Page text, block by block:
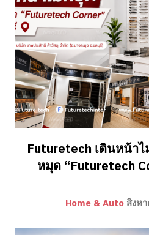
Futuretech เดินหน้า
หมุด “Futuretech
Home & Auto สิงห